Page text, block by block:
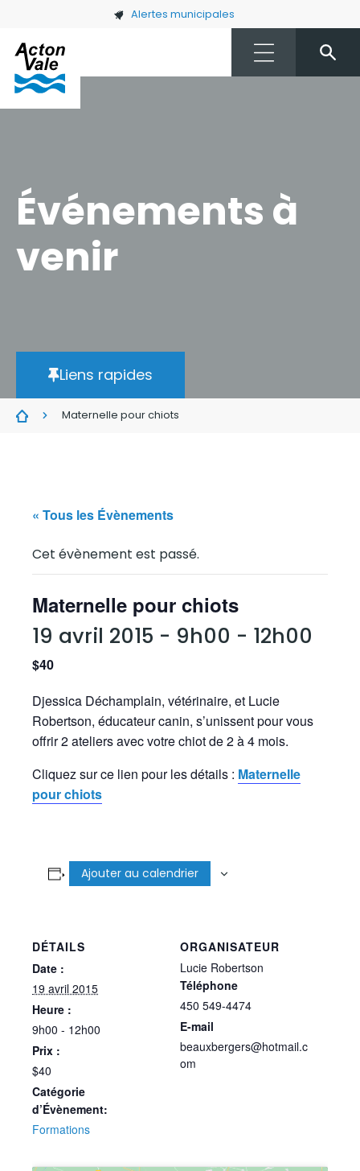
Skip to main content Alertes municipales
Événements à
venir
Liens rapides
Maternelle pour chiots
« Tous les Évènements
Cet évènement est passé.
Maternelle pour chiots
19 avril 2015 - 9h00 - 12h00
$40
Djessica Déchamplain, vétérinaire, et Lucie
Robertson, éducateur canin, s’unissent pour vous
offrir 2 ateliers avec votre chiot de 2 à 4 mois.
Cliquez sur ce lien pour les détails : Maternelle
pour chiots
Ajouter au calendrier
DÉTAILS
Date :
19 avril 2015
Heure :
9h00 - 12h00
Prix :
$40
Catégorie
d’Évènement:
Formations
ORGANISATEUR
Lucie Robertson
Téléphone
450 549-4474
E-mail
beauxbergers@hotmail.c
om